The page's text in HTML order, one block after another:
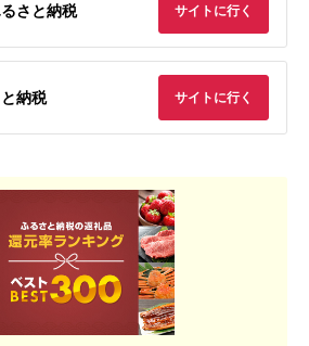
さと納税 サイトに行く
納税 サイトに行く